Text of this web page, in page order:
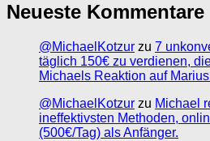
Neueste Kommentare
@MichaelKotzur zu 7
täglich 150€ zu verdienen,
Michaels Reaktion auf
@MichaelKotzur zu Michael
ineffektivsten Methoden,
(500€/Tag) als Anfänger.